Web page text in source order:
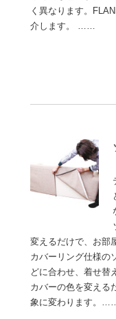
く異なります。
介します。 ……
変えるだけで、お部
カバーリング仕様の
どに合わせ、着せ替
カバーの色を変える
象に変わります。